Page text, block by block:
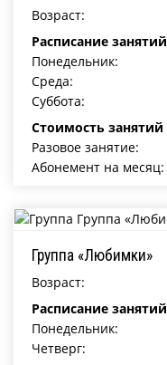
Возраст:
Расписание занятий
Понедельник:
Среда:
Суббота:
Стоимость занятий
Разовое занятие:
Абонемент на месяц:
Группа «Любимки»
Возраст:
Расписание занятий
Понедельник:
Четверг: